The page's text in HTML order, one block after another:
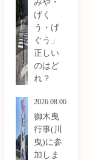
みや・
げく
う・げ
ぐう」
正しい
のはど
れ？
2026.08.06
御木曳
行事(川
曳)に参
加しま